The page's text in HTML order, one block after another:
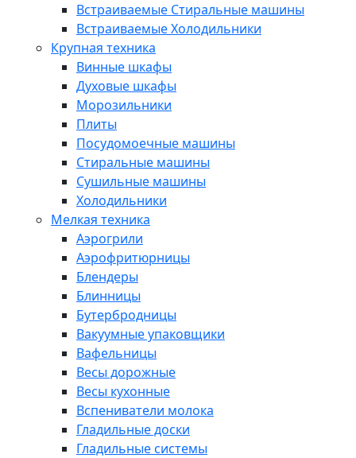
Встраиваемые Стиральные машины
Встраиваемые Холодильники
Крупная техника
Винные шкафы
Духовые шкафы
Морозильники
Плиты
Посудомоечные машины
Стиральные машины
Сушильные машины
Холодильники
Мелкая техника
Аэрогрили
Аэрофритюрницы
Блендеры
Блинницы
Бутербродницы
Вакуумные упаковщики
Вафельницы
Весы дорожные
Весы кухонные
Вспениватели молока
Гладильные доски
Гладильные системы